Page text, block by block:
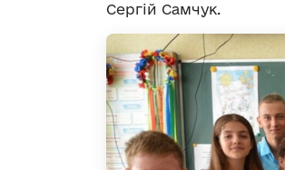
Сергій Самчук.